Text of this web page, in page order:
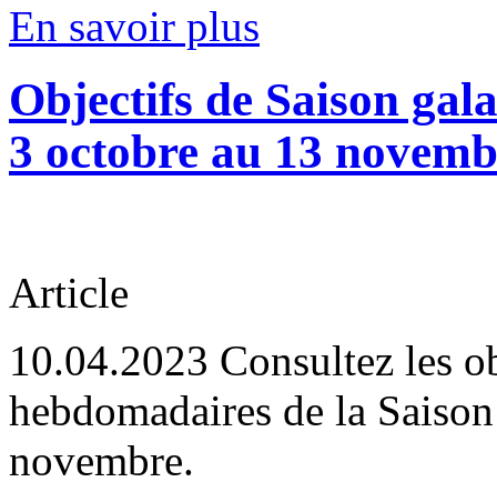
En savoir plus
Objectifs de Saison
3 octobre au 13
Article
10.04.2023 Consultez les
hebdomadaires de la
novembre.